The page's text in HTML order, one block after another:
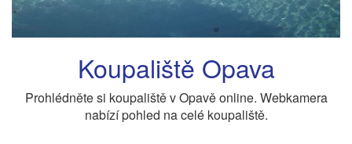
Koupaliště Opava
Prohlédněte si koupaliště v Opavě online. Webkamera
nabízí pohled na celé koupaliště.